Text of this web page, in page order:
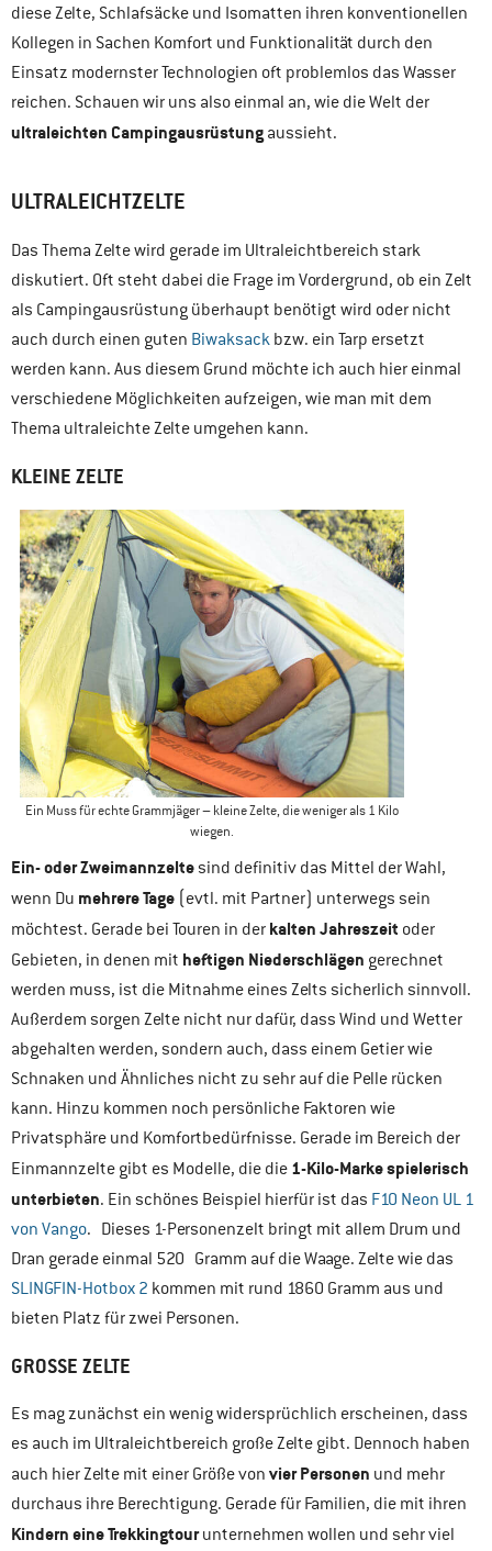
diese Zelte, Schlafsäcke und Isomatten ihren konventionellen
Kollegen in Sachen Komfort und Funktionalität durch den
Einsatz modernster Technologien oft problemlos das Wasser
reichen. Schauen wir uns also einmal an, wie die Welt der
ultraleichten Campingausrüstung aussieht.
ULTRALEICHTZELTE
Das Thema Zelte wird gerade im Ultraleichtbereich stark
diskutiert. Oft steht dabei die Frage im Vordergrund, ob ein Zelt
als Campingausrüstung überhaupt benötigt wird oder nicht
auch durch einen guten Biwaksack bzw. ein Tarp ersetzt
werden kann. Aus diesem Grund möchte ich auch hier einmal
verschiedene Möglichkeiten aufzeigen, wie man mit dem
Thema ultraleichte Zelte umgehen kann.
KLEINE ZELTE
Ein Muss für echte Grammjäger – kleine Zelte, die weniger als 1 Kilo
wiegen.
Ein- oder Zweimannzeltesind definitiv das Mittel der Wahl,
wenn Du mehrere Tage (evtl. mit Partner) unterwegs sein
möchtest. Gerade bei Touren in der kalten Jahreszeit oder
Gebieten, in denen mit heftigen Niederschlägen gerechnet
werden muss, ist die Mitnahme eines Zelts sicherlich sinnvoll.
Außerdem sorgen Zelte nicht nur dafür, dass Wind und Wetter
abgehalten werden, sondern auch, dass einem Getier wie
Schnaken und Ähnliches nicht zu sehr auf die Pelle rücken
kann. Hinzu kommen noch persönliche Faktoren wie
Privatsphäre und Komfortbedürfnisse. Gerade im Bereich der
Einmannzelte gibt es Modelle, die die 1-Kilo-Marke spielerisch
unterbieten. Ein schönes Beispiel hierfür ist das F10 Neon UL 1
von Vango. Dieses 1-Personenzelt bringt mit allem Drum und
Dran gerade einmal 520 Gramm auf die Waage. Zelte wie das
SLINGFIN-Hotbox 2 kommen mit rund 1860 Gramm aus und
bieten Platz für zwei Personen.
GROSSE ZELTE
Es mag zunächst ein wenig widersprüchlich erscheinen, dass
es auch im Ultraleichtbereich große Zelte gibt. Dennoch haben
auch hier Zelte mit einer Größe von vier Personen und mehr
durchaus ihre Berechtigung. Gerade für Familien, die mit ihren
Kindern eine Trekkingtourunternehmen wollen und sehr viel